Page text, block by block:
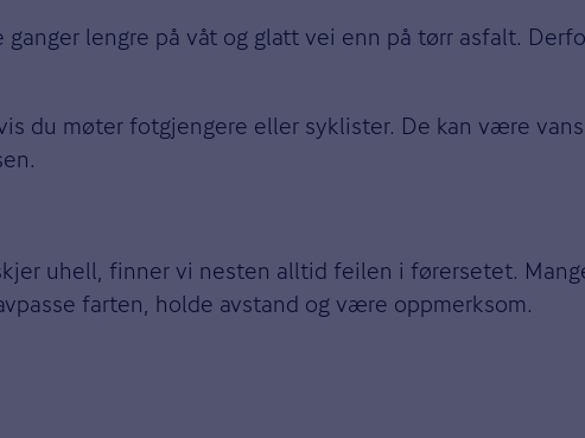
lengre på våt og glatt vei enn på tørr asfalt.
du møter fotgjengere eller syklister. De kan være
uhell, finner vi nesten alltid feilen i førersetet.
farten, holde avstand og være oppmerksom.